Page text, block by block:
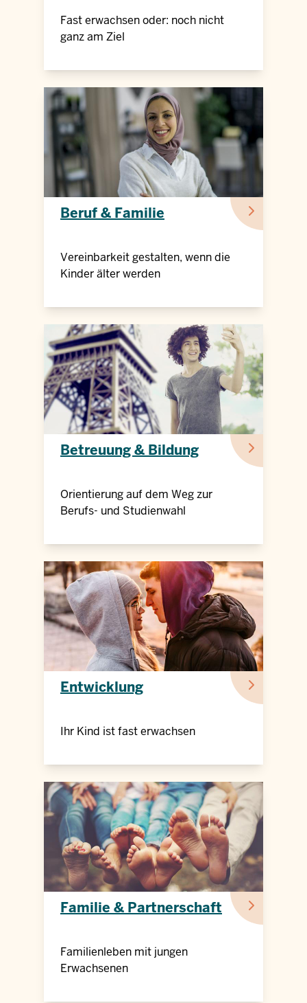
Fast erwachsen oder: noch nicht
ganz am Ziel
Beruf & Familie
Vereinbarkeit gestalten, wenn die
Kinder älter werden
Betreuung & Bildung
Orientierung auf dem Weg zur
Berufs- und Studienwahl
Entwicklung
Ihr Kind ist fast erwachsen
Familie & Partnerschaft
Familienleben mit jungen
Erwachsenen